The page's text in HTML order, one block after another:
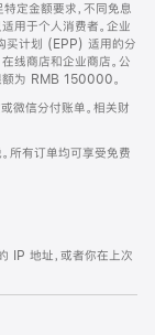
定金额要求，不同免息
用于个人消费者。企业
买计划 (EPP) 适用的分
线商店和企业商店。公
额为 RMB 150000。
微信分付账单。相关财
所有订单均可享受免费
IP 地址，或者你在上次